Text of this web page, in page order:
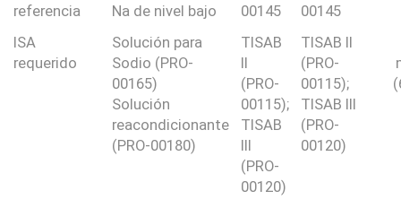
referencia
Na de nivel bajo
00145
00145
ISA
requerido
Solución para
Sodio (PRO-
00165)
Solución
reacondicionante
(PRO-00180)
TISAB
II
(PRO-
00115);
TISAB
III
(PRO-
00120)
TISAB II
(PRO-
00115);
TISAB III
(PRO-
00120)